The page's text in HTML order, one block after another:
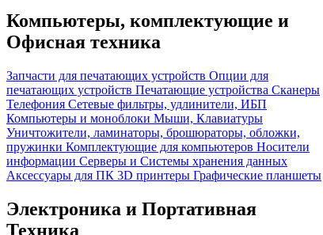
Компьютеры, комплектующие и
Офисная техника
Запчасти для печатающих устройств Опции для
печатающих устройств Печатающие устройства Сканеры
Телефония Сетевые фильтры, удлинители, ИБП
Компьютеры и моноблоки Мыши, Клавиатуры
Уничтожители, ламинаторы, брошюраторы, обложки,
пружинки Комплектующие для компьютеров Носители
информации Серверы и Системы хранения данных
Аксессуары для ПК 3D принтеры Графические планшеты
Электроника и Портативная
Техника